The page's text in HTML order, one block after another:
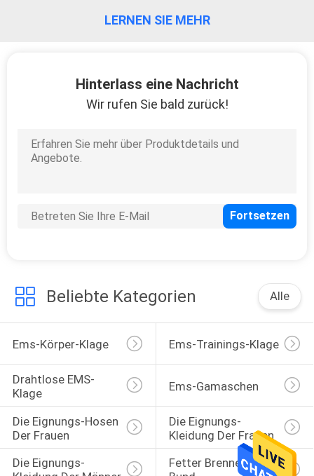
FORDERN
PRIVACY
POLICY
LERNEN SIE MEHR
Hinterlass eine Nachricht
Wir rufen Sie bald zurück!
Beliebte Kategorien Alle
Ems-Körper-Klage Ems-Trainings-Klage
Drahtlose EMS-
Klage
Ems-Gamaschen
Die Eignungs-Hosen
Der Frauen
Die Eignungs-
Kleidung Der Frauen
Die Eignungs-
Fetter Brennender